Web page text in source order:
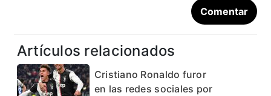
Artículos relacionados
Cristiano Ronaldo furor
en las redes sociales por